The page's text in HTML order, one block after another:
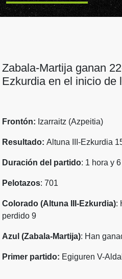
Zabala-Martija ganan
Ezkurdia en el inicio de
Frontón: Izarraitz (Azpeitia)
Resultado: Altuna III-Ezkurdia
Duración del partido: 1 hora y
Pelotazos: 701
Colorado (Altuna III-Ezkurdia):
perdido 9
Azul (Zabala-Martija): Han
Primer partido: Egiguren V-